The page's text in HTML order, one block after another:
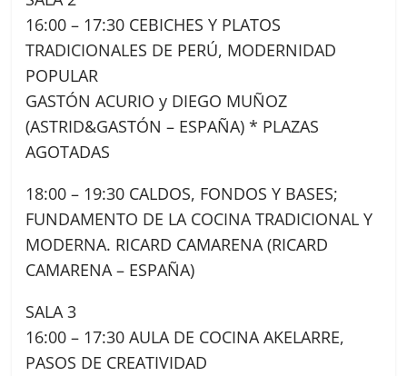
16:00 – 17:30 CEBICHES Y PLATOS
TRADICIONALES DE PERÚ, MODERNIDAD
POPULAR
GASTÓN ACURIO y DIEGO MUÑOZ
(ASTRID&GASTÓN – ESPAÑA) * PLAZAS
AGOTADAS
18:00 – 19:30 CALDOS, FONDOS Y BASES;
FUNDAMENTO DE LA COCINA TRADICIONAL Y
MODERNA. RICARD CAMARENA (RICARD
CAMARENA – ESPAÑA)
SALA 3
16:00 – 17:30 AULA DE COCINA AKELARRE,
PASOS DE CREATIVIDAD